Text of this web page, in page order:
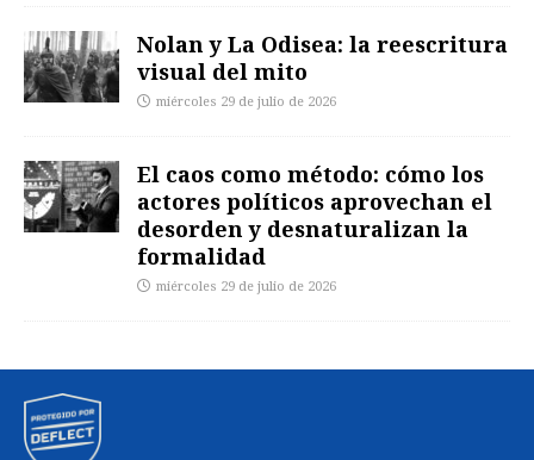
Nolan y La Odisea: la reescritura
visual del mito
miércoles 29 de julio de 2026
El caos como método: cómo los
actores políticos aprovechan el
desorden y desnaturalizan la
formalidad
miércoles 29 de julio de 2026